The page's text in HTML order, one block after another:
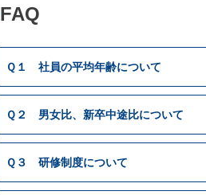
FAQ
Ｑ１ 社員の平均年齢について
Ｑ２ 男女比、新卒中途比について
Ｑ３ 研修制度について